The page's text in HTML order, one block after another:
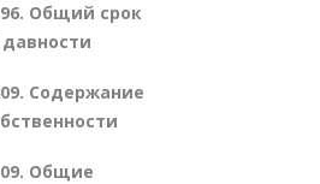
Общий срок
Содержание
Общие